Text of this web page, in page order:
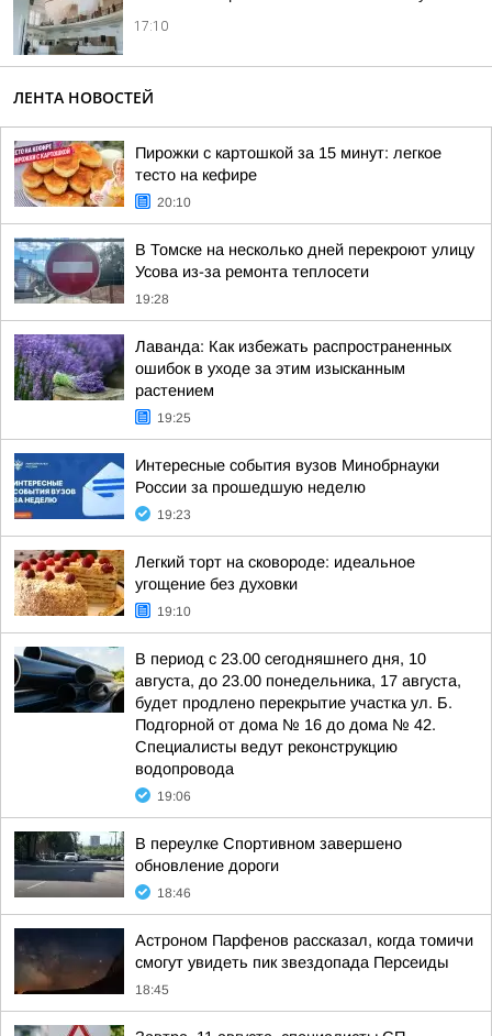
17:10
ЛЕНТА НОВОСТЕЙ
Пирожки с картошкой за 15 минут: легкое
тесто на кефире
20:10
В Томске на несколько дней перекроют улицу
Усова из-за ремонта теплосети
19:28
Лаванда: Как избежать распространенных
ошибок в уходе за этим изысканным
растением
19:25
Интересные события вузов Минобрнауки
России за прошедшую неделю
19:23
Легкий торт на сковороде: идеальное
угощение без духовки
19:10
В период с 23.00 сегодняшнего дня, 10
августа, до 23.00 понедельника, 17 августа,
будет продлено перекрытие участка ул. Б.
Подгорной от дома № 16 до дома № 42.
Специалисты ведут реконструкцию
водопровода
19:06
В переулке Спортивном завершено
обновление дороги
18:46
Астроном Парфенов рассказал, когда томичи
смогут увидеть пик звездопада Персеиды
18:45